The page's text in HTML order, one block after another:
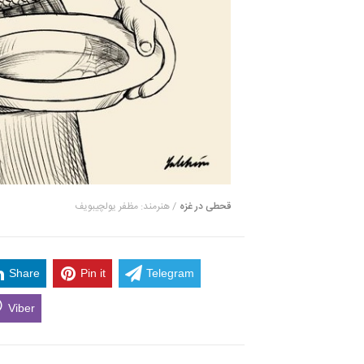
قحطی در غزه / هنرمند: مظفر یولچیبویف
Share Pin it Telegram
Viber